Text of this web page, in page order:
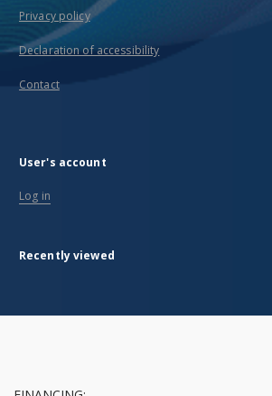
Privacy policy
Declaration of accessibility
Contact
User's account
Log in
Recently viewed